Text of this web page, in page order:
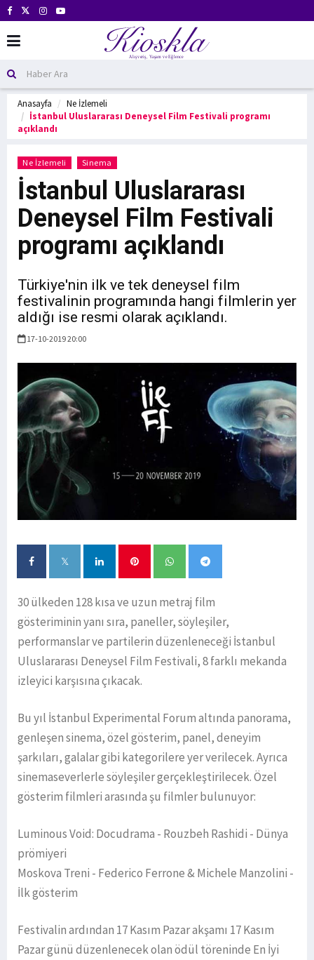
Anasayfa
Ne İzlemeli
İstanbul Uluslararası Deneysel Film Festivali programı
açıklandı
Ne İzlemeli Sinema
İstanbul Uluslararası
Deneysel Film Festivali
programı açıklandı
Türkiye'nin ilk ve tek deneysel film
festivalinin programında hangi filmlerin yer
aldığı ise resmi olarak açıklandı.
17-10-2019 20:00
30 ülkeden 128 kısa ve uzun metraj film
gösteriminin yanı sıra, paneller, söyleşiler,
performanslar ve partilerin düzenleneceği İstanbul
Uluslararası Deneysel Film Festivali, 8 farklı mekanda
izleyici karşısına çıkacak.
Bu yıl İstanbul Experimental Forum altında panorama,
genleşen sinema, özel gösterim, panel, deneyim
şarkıları, galalar gibi kategorilere yer verilecek. Ayrıca
sinemaseverlerle söyleşiler gerçekleştirilecek. Özel
gösterim filmleri arasında şu filmler bulunuyor:
Luminous Void: Docudrama - Rouzbeh Rashidi - Dünya
prömiyeri
Moskova Treni - Federico Ferrone & Michele Manzolini -
İlk gösterim
Festivalin ardından 17 Kasım Pazar akşamı 17 Kasım
Pazar günü düzenlenecek olan ödül töreninde En İyi